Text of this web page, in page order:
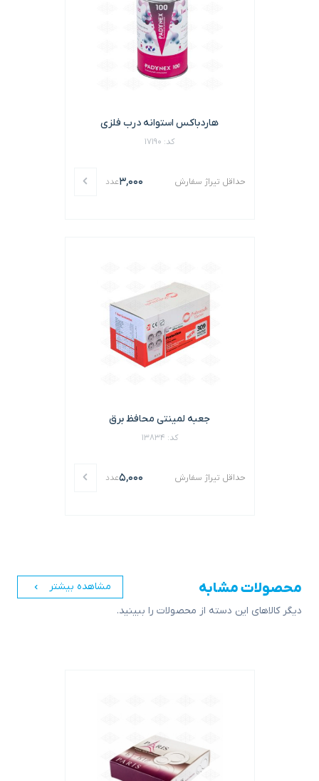
هاردباکس استوانه درب فلزی
کد: 17190
حداقل تیراژ سفارش 3,000عدد
جعبه لمینتی محافظ برق
کد: 13834
حداقل تیراژ سفارش 5,000عدد
محصولات مشابه
دیگر کالاهای این دسته از محصولات را ببینید.
مشاهده بیشتر